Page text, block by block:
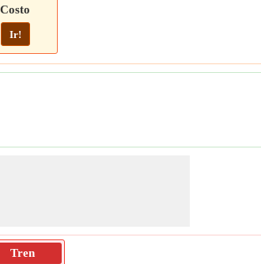
Costo
Ir!
Tren